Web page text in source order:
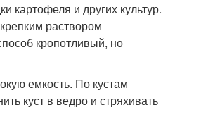
картофеля и других культур.
раствором
кропотливый, но
емкость. По кустам
куст в ведро и стряхивать